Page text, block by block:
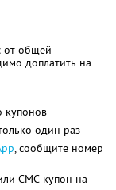
от общей
доплатить на
купонов
один раз
, сообщите номер
СМС-купон на